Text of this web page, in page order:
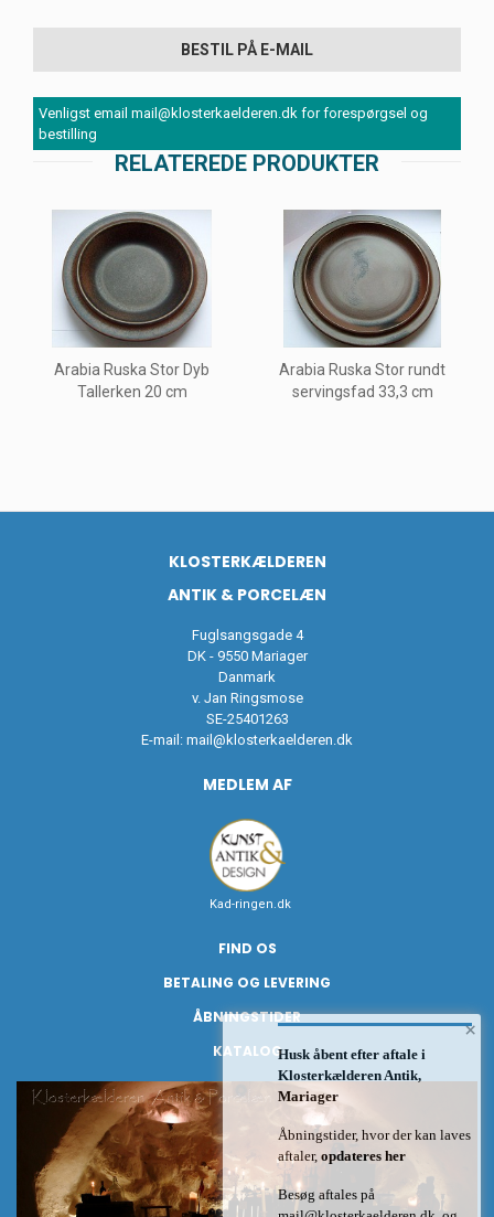
BESTIL PÅ E-MAIL
Venligst email mail@klosterkaelderen.dk for forespørgsel og
bestilling
RELATEREDE PRODUKTER
Arabia Ruska Stor Dyb
Tallerken 20 cm
Arabia Ruska Stor rundt
servingsfad 33,3 cm
KLOSTERKÆLDEREN
ANTIK & PORCELÆN
Fuglsangsgade 4
DK - 9550 Mariager
Danmark
v. Jan Ringsmose
SE-25401263
E-mail: mail@klosterkaelderen.dk
MEDLEM AF
Kad-ringen.dk
FIND OS
BETALING OG LEVERING
ÅBNINGSTIDER
KATALOG
×
Husk åbent efter aftale i
Klosterkælderen Antik,
Mariager
Åbningstider, hvor der kan laves
aftaler, opdateres her
Besøg aftales på